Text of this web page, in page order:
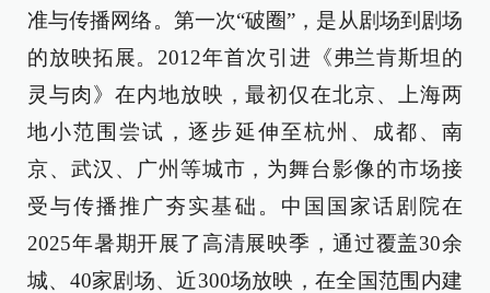
准与传播网络。第一次“破圈”，是从剧场到剧场
的放映拓展。2012年首次引进《弗兰肯斯坦的
灵与肉》在内地放映，最初仅在北京、上海两
地小范围尝试，逐步延伸至杭州、成都、南
京、武汉、广州等城市，为舞台影像的市场接
受与传播推广夯实基础。中国国家话剧院在
2025年暑期开展了高清展映季，通过覆盖30余
城、40家剧场、近300场放映，在全国范围内建